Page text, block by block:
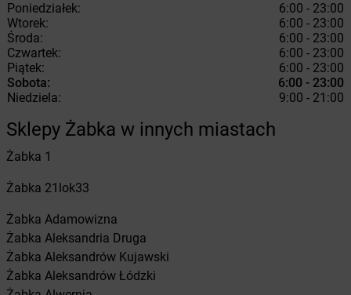
Poniedziałek:
6:00 - 23:00
Wtorek:
6:00 - 23:00
Środa:
6:00 - 23:00
Czwartek:
6:00 - 23:00
Piątek:
6:00 - 23:00
Sobota:
6:00 - 23:00
Niedziela:
9:00 - 21:00
Sklepy Żabka w innych miastach
Żabka 1
Żabka 21lok33
Żabka Adamowizna
Żabka Aleksandria Druga
Żabka Aleksandrów Kujawski
Żabka Aleksandrów Łódzki